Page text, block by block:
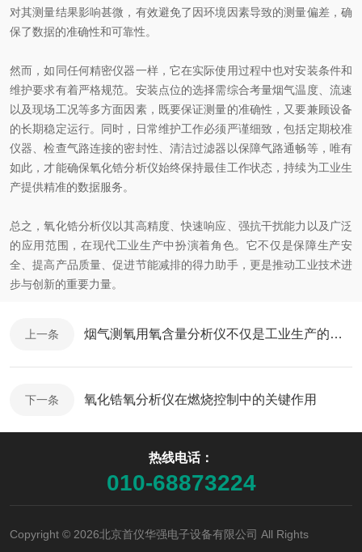
对其测量结果影响甚微，有效避免了因环境因素导致的测量偏差，确
保了数据的准确性和可靠性。
然而，如同任何精密仪器一样，它在实际使用过程中也对安装条件和
维护要求有着严格规范。安装点位的选择需综合考量烟气温度、流速
以及现场工况等多方面因素，既要保证测量的准确性，又要兼顾设备
的长期稳定运行。同时，日常维护工作必须严谨细致，包括定期校准
仪器、检查气路连接的密封性、清洁过滤器以保障气路通畅等，唯有
如此，才能确保氧化锆分析仪始终保持最佳工作状态，持续为工业生
产提供精准的数据服务。
总之，氧化锆分析仪以其高精度、快速响应、强抗干扰能力以及广泛
的应用范围，在现代工业生产中扮演着角色。它不仅是保障生产安
全、提高产品质量、促进节能减排的得力助手，更是推动工业技术进
步与创新的重要力量。
上一条 烟气测氧用氧含量分析仪不仅是工业生产的眼睛，更是环境保护的重要工具
下一条 氧化锆氧分析仪在燃烧控制中的关键作用
热线电话：
010-68873224
Copyright © 2026北京首仪华强电子设备有限公司 All Rights